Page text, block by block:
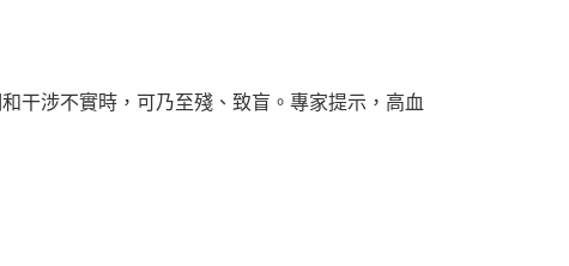
涉不實時，可乃至殘、致盲。專家提示，高血